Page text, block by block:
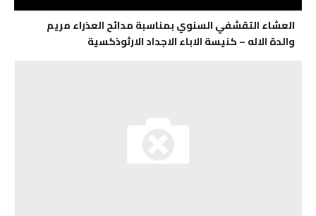
العشاء التقشفي السنوي بمناسبة مدائح العذراء مريم
والدة الاله – كنيسة الاباء الاجداد الارثوذكسية